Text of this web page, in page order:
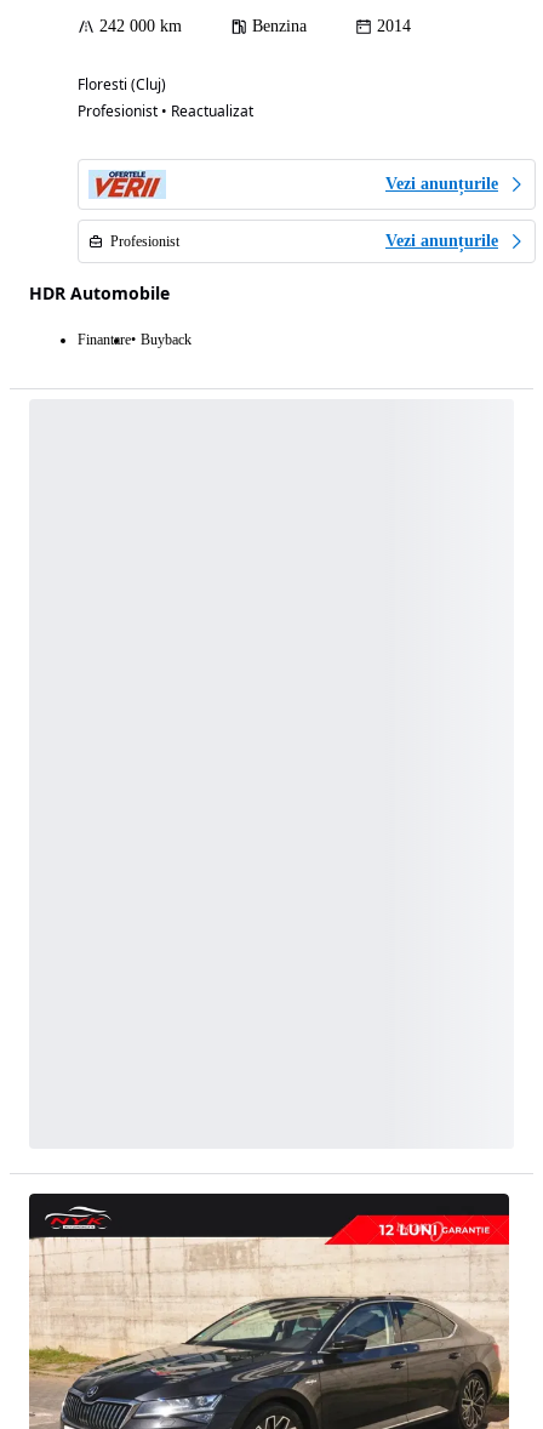
242 000 km Benzina 2014
Floresti (Cluj)
Profesionist • Reactualizat
Vezi anunțurile
Profesionist Vezi anunțurile
HDR Automobile
Finantare Buyback